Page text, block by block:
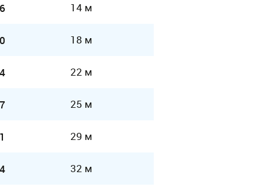
14 м
18 м
22 м
25 м
29 м
32 м